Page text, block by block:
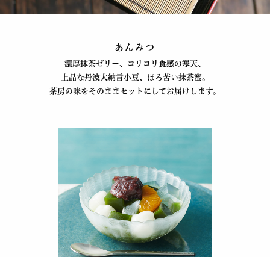
あんみつ
濃厚抹茶ゼリー、コリコリ食感の寒天、
上品な丹波大納言小豆、
ほろ苦い抹茶蜜。
茶房の味をそのままセットにしてお届けします。